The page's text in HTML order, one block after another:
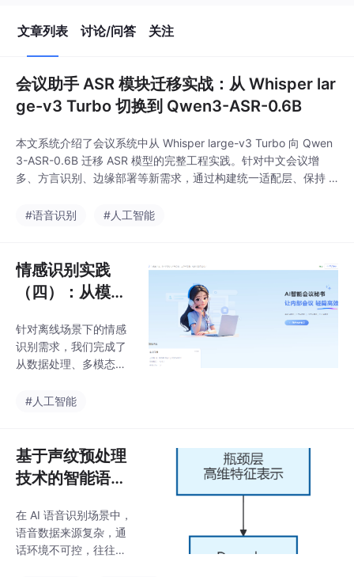
文章列表 讨论/问答 关注
会议助手 ASR 模块迁移实战：从 Whisper lar
ge-v3 Turbo 切换到 Qwen3-ASR-0.6B
本文系统介绍了会议系统中从 Whisper large-v3 Turbo 向 Qwen
3-ASR-0.6B 迁移 ASR 模型的完整工程实践。针对中文会议增
多、方言识别、边缘部署等新需求，通过构建统一适配层、保持 A
的前提下完成引擎替换。文章详细阐述了环境隔离、断网部署、时
#语音识别 #人工智能
情感识别实践
（四）：从模型
一步才是真正的
分水岭
针对离线场景下的情感
识别需求，我们完成了
从数据处理、多模态模
完整闭环。系统采用模
型量化、异步流水线与
GPU优化，解决延迟、
并发及资源占用等工程
确率与280ms响应延
迟，验证了系统稳定
性。项目核心体会：AI
#人工智能
基于声纹预处理
技术的智能语音
在 AI 语音识别场景中，
语音数据来源复杂，通
话环境不可控，往往伴